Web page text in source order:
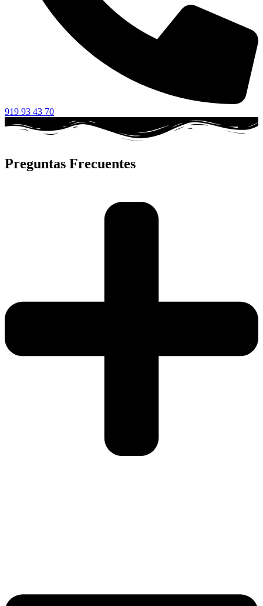
919 93 43 70
Preguntas Frecuentes